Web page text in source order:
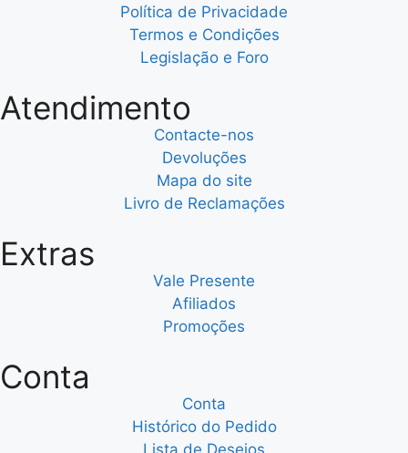
Política de Privacidade
Termos e Condições
Legislação e Foro
Atendimento
Contacte-nos
Devoluções
Mapa do site
Livro de Reclamações
Extras
Vale Presente
Afiliados
Promoções
Conta
Conta
Histórico do Pedido